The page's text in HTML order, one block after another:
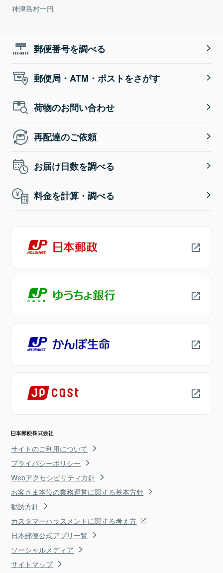
神津島村一円
郵便番号を調べる
郵便局・ATM・ポストをさがす
荷物のお問い合わせ
再配達のご依頼
お届け日数を調べる
料金を計算・調べる
サイトのご利用について
プライバシーポリシー
Webアクセシビリティ方針
お客さま本位の業務運営に関する基本方針
勧誘方針
カスタマーハラスメントに関する考え方
日本郵便公式アプリ一覧
ソーシャルメディア
サイトマップ